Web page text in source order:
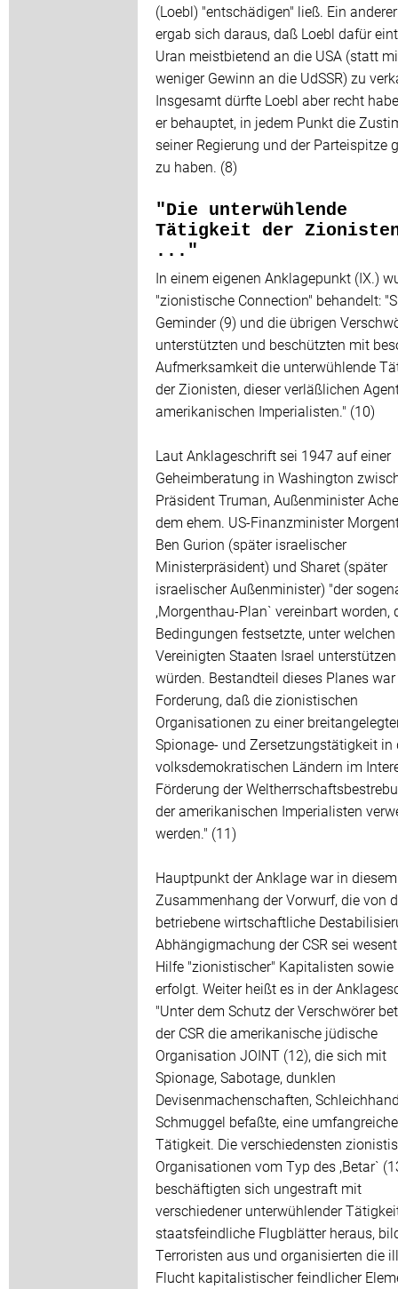
(Loebl) "entschädigen" ließ. Ein
ergab sich daraus, daß Loebl dafür
Uran meistbietend an die USA (statt
weniger Gewinn an die UdSSR) zu
Insgesamt dürfte Loebl aber recht
er behauptet, in jedem Punkt die
seiner Regierung und der Parteispitze
zu haben. (8)
"Die unterwühlende
Tätigkeit der
..."
In einem eigenen Anklagepunkt (IX.)
"zionistische Connection" behandelt:
Geminder (9) und die übrigen
unterstützten und beschützten mit
Aufmerksamkeit die unterwühlende
der Zionisten, dieser verläßlichen
amerikanischen Imperialisten." (10)
Laut Anklageschrift sei 1947 auf einer
Geheimberatung in Washington
Präsident Truman, Außenminister
dem ehem. US-Finanzminister
Ben Gurion (später israelischer
Ministerpräsident) und Sharet (später
israelischer Außenminister) "der
,Morgenthau-Plan` vereinbart worden,
Bedingungen festsetzte, unter
Vereinigten Staaten Israel unterstützen
würden. Bestandteil dieses Planes
Forderung, daß die zionistischen
Organisationen zu einer
Spionage- und Zersetzungstätigkeit in
volksdemokratischen Ländern im
Förderung der
der amerikanischen Imperialisten
werden." (11)
Hauptpunkt der Anklage war in diesem
Zusammenhang der Vorwurf, die von
betriebene wirtschaftliche
Abhängigmachung der CSR sei
Hilfe "zionistischer" Kapitalisten sowie
erfolgt. Weiter heißt es in der
"Unter dem Schutz der Verschwörer
der CSR die amerikanische jüdische
Organisation JOINT (12), die sich mit
Spionage, Sabotage, dunklen
Devisenmachenschaften,
Schmuggel befaßte, eine umfangreiche
Tätigkeit. Die verschiedensten
Organisationen vom Typ des ,Betar`
beschäftigten sich ungestraft mit
verschiedener unterwühlender
staatsfeindliche Flugblätter heraus,
Terroristen aus und organisierten die
Flucht kapitalistischer feindlicher